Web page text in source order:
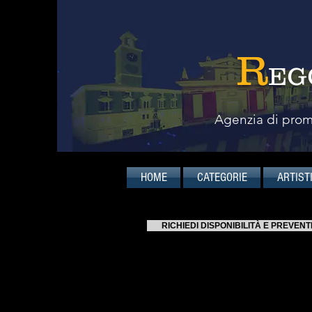
R
Agenzia di
RICHIEDI DISPONIBILITÀ E
HOME CATEGORIE ARTISTI